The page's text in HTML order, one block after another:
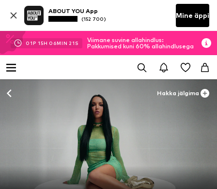
ABOUT YOU App
(152 700) Mine äppi
01P 15H 06MIN 19 S
Viimane suvine allahindlus:
Pakkumised kuni 60% allahindlusega
Hakka jälgima